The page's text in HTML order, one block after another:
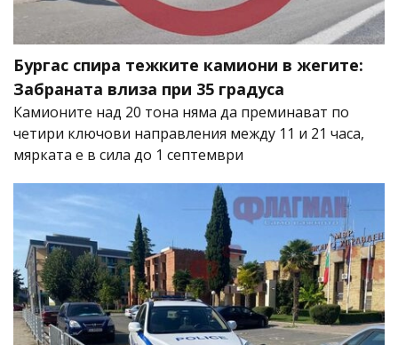
Бургас спира тежките камиони в жегите:
Забраната влиза при 35 градуса
Камионите над 20 тона няма да преминават по
четири ключови направления между 11 и 21 часа,
мярката е в сила до 1 септември